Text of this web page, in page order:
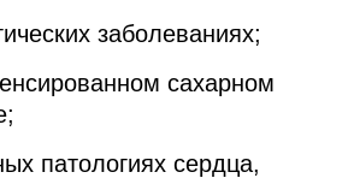
заболеваниях;
сахарном
патологиях сердца,